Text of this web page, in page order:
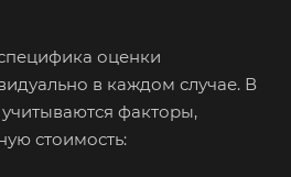
оценки
в каждом случае. В
факторы,
стоимость: